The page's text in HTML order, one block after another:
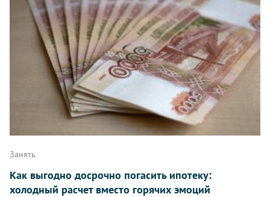
Занять
Как выгодно досрочно погасить ипотеку:
холодный расчет вместо горячих эмоций